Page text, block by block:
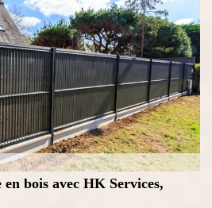
bois avec HK Services,